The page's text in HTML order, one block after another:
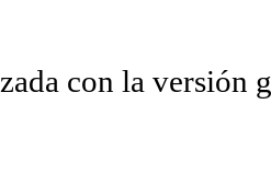
con la versión